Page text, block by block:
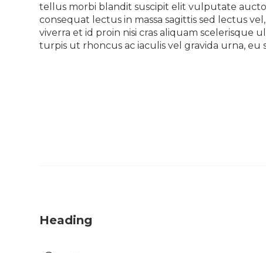
tellus morbi blandit suscipit elit vulputate
consequat lectus in massa sagittis sed lectus
viverra et id proin nisi cras aliquam scelerisque
turpis ut rhoncus ac iaculis vel gravida urna, eu
Heading